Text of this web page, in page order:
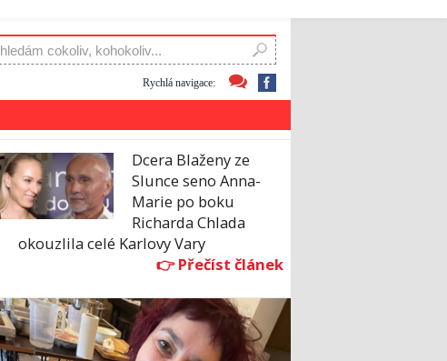
Rychlá navigace:
Dcera Blaženy ze
Slunce seno Anna-
Marie po boku
Richarda Chlada
okouzlila celé Karlovy Vary